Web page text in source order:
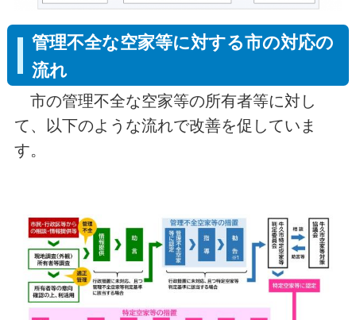
管理不全な空家等に対する市の対応の
流れ
市の管理不全な空家等の所有者等に対し
て、以下のような流れで改善を促していま
す。